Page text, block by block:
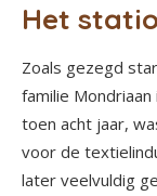
Het
Zoals gezegd
familie
toen acht jaar,
voor de
later veelvuldig